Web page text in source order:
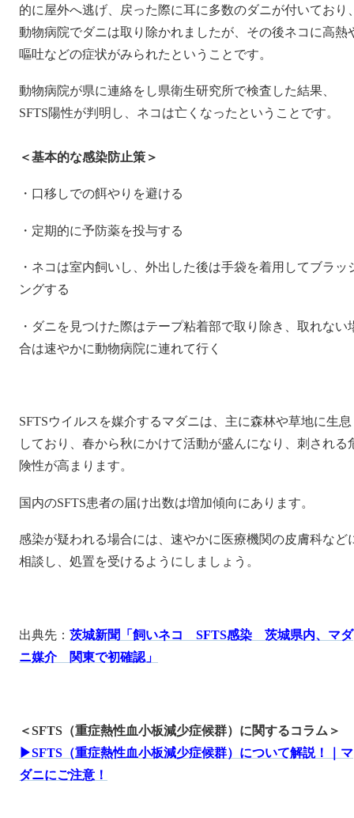
的に屋外へ逃げ、戻った際に耳に多数のダニが付いており
動物病院でダニは取り除かれましたが、その後ネコに高熱
嘔吐などの症状がみられたということです。
動物病院が県に連絡をし県衛生研究所で検査した結果、
SFTS陽性が判明し、ネコは亡くなったということです。
＜基本的な感染防止策＞
・口移しでの餌やりを避ける
・定期的に予防薬を投与する
・ネコは室内飼いし、外出した後は手袋を着用してブラッ
ングする
・ダニを見つけた際はテープ粘着部で取り除き、取れない
合は速やかに動物病院に連れて行く
SFTSウイルスを媒介するマダニは、主に森林や草地に生息
しており、春から秋にかけて活動が盛んになり、刺される
険性が高まります。
国内のSFTS患者の届け出数は増加傾向にあります。
感染が疑われる場合には、速やかに医療機関の皮膚科など
相談し、処置を受けるようにしましょう。
出典先： 茨城新聞「飼いネコ SFTS感染 茨城県内、マダ
ニ媒介 関東で初確認」
＜SFTS（重症熱性血小板減少症候群）に関するコラム＞
▶SFTS（重症熱性血小板減少症候群）について解説！｜マ
ダニにご注意！